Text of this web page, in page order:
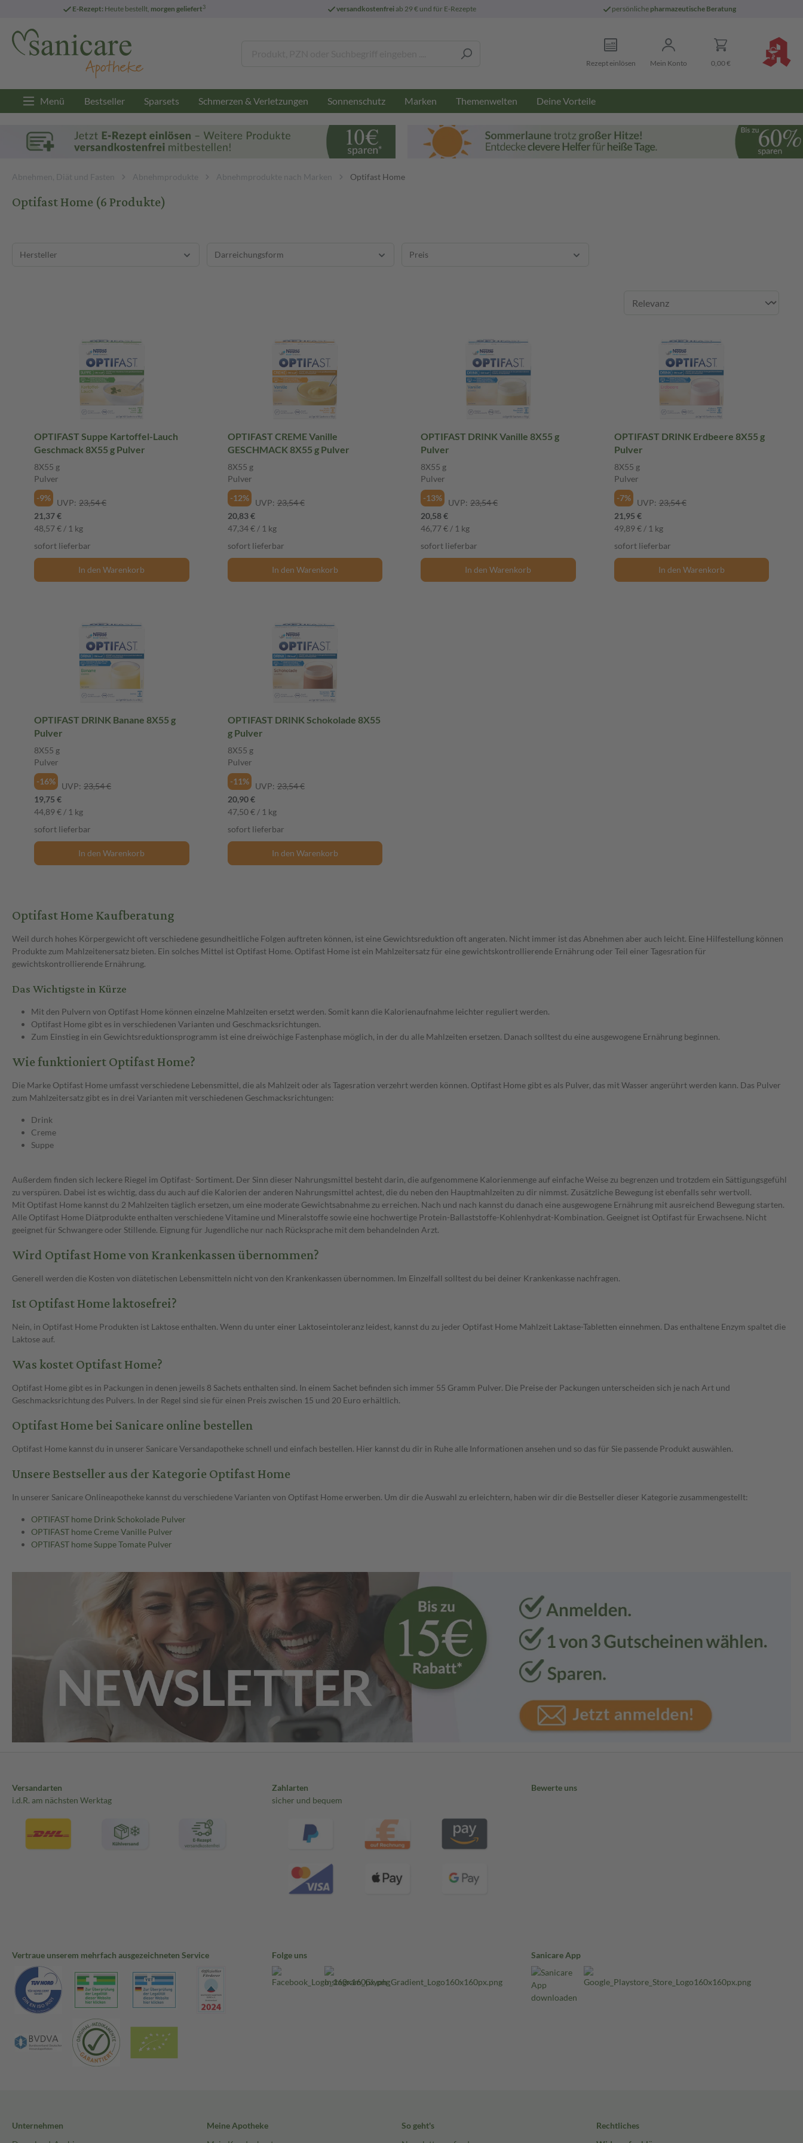
E-Rezept: Heute bestellt, morgen geliefert3 versandkostenfreiab 29 € und für E-Rezepte persönliche pharmazeutische Beratung
Rezept einlösen Mein Konto 0,00 €
Menü Bestseller Sparsets Schmerzen & Verletzungen Sonnenschutz Marken Themenwelten Deine Vorteile
Abnehmen, Diät und Fasten Abnehmprodukte Abnehmprodukte nach Marken Optifast Home
Optifast Home(6 Produkte)
Optifast Home Kaufberatung
Weil durch hohes Körpergewicht oft verschiedene gesundheitliche Folgen auftreten können, ist eine Gewichtsreduktion oft angeraten. Nicht immer ist das Abnehmen aber auch leicht. Eine Hilfestellung können
Produkte zum Mahlzeitenersatz bieten. Ein solches Mittel ist Optifast Home. Optifast Home ist ein Mahlzeitersatz für eine gewichtskontrollierende Ernährung oder Teil einer Tagesration für
gewichtskontrollierende Ernährung.
Das Wichtigste in Kürze
Mit den Pulvern von Optifast Home können einzelne Mahlzeiten ersetzt werden. Somit kann die Kalorienaufnahme leichter reguliert werden.
Optifast Home gibt es in verschiedenen Varianten und Geschmacksrichtungen.
Zum Einstieg in ein Gewichtsreduktionsprogramm ist eine dreiwöchige Fastenphase möglich, in der du alle Mahlzeiten ersetzen. Danach solltest du eine ausgewogene Ernährung beginnen.
Wie funktioniert Optifast Home?
Die Marke Optifast Home umfasst verschiedene Lebensmittel, die als Mahlzeit oder als Tagesration verzehrt werden können. Optifast Home gibt es als Pulver, das mit Wasser angerührt werden kann. Das Pulver
zum Mahlzeitersatz gibt es in drei Varianten mit verschiedenen Geschmacksrichtungen:
Drink
Creme
Suppe
Außerdem finden sich leckere Riegel im Optifast- Sortiment. Der Sinn dieser Nahrungsmittel besteht darin, die aufgenommene Kalorienmenge auf einfache Weise zu begrenzen und trotzdem ein Sättigungsgefühl
zu verspüren. Dabei ist es wichtig, dass du auch auf die Kalorien der anderen Nahrungsmittel achtest, die du neben den Hauptmahlzeiten zu dir nimmst. Zusätzliche Bewegung ist ebenfalls sehr wertvoll.
Mit Optifast Home kannst du 2 Mahlzeiten täglich ersetzen, um eine moderate Gewichtsabnahme zu erreichen. Nach und nach kannst du danach eine ausgewogene Ernährung mit ausreichend Bewegung starten.
Alle Optifast Home Diätprodukte enthalten verschiedene Vitamine und Mineralstoffe sowie eine hochwertige Protein-Ballaststoffe-Kohlenhydrat-Kombination. Geeignet ist Optifast für Erwachsene. Nicht
geeignet für Schwangere oder Stillende. Eignung für Jugendliche nur nach Rücksprache mit dem behandelnden Arzt.
Wird Optifast Home von Krankenkassen übernommen?
Generell werden die Kosten von diätetischen Lebensmitteln nicht von den Krankenkassen übernommen. Im Einzelfall solltest du bei deiner Krankenkasse nachfragen.
Ist Optifast Home laktosefrei?
Nein, in Optifast Home Produkten ist Laktose enthalten. Wenn du unter einer Laktoseintoleranz leidest, kannst du zu jeder Optifast Home Mahlzeit Laktase-Tabletten einnehmen. Das enthaltene Enzym spaltet die
Laktose auf.
Was kostet Optifast Home?
Optifast Home gibt es in Packungen in denen jeweils 8 Sachets enthalten sind. In einem Sachet befinden sich immer 55 Gramm Pulver. Die Preise der Packungen unterscheiden sich je nach Art und
Geschmacksrichtung des Pulvers. In der Regel sind sie für einen Preis zwischen 15 und 20 Euro erhältlich.
Optifast Home bei Sanicare online bestellen
Optifast Home kannst du in unserer Sanicare Versandapotheke schnell und einfach bestellen. Hier kannst du dir in Ruhe alle Informationen ansehen und so das für Sie passende Produkt auswählen.
Unsere Bestseller aus der Kategorie Optifast Home
In unserer Sanicare Onlineapotheke kannst du verschiedene Varianten von Optifast Home erwerben. Um dir die Auswahl zu erleichtern, haben wir dir die Bestseller dieser Kategorie zusammengestellt:
OPTIFAST home Drink Schokolade Pulver
OPTIFAST home Creme Vanille Pulver
OPTIFAST home Suppe Tomate Pulver
Hersteller Darreichungsform Preis
OPTIFAST Suppe Kartoffel-Lauch
Geschmack 8X55 g Pulver
8X55 g
Pulver
-9%
UVP: 23,54 €
21,37 €
48,57 € / 1 kg
sofort lieferbar
In den Warenkorb
OPTIFAST CREME Vanille
GESCHMACK 8X55 g Pulver
8X55 g
Pulver
-12%
UVP: 23,54 €
20,83 €
47,34 € / 1 kg
sofort lieferbar
In den Warenkorb
OPTIFAST DRINK Vanille 8X55 g
Pulver
8X55 g
Pulver
-13%
UVP: 23,54 €
20,58 €
46,77 € / 1 kg
sofort lieferbar
In den Warenkorb
OPTIFAST DRINK Erdbeere 8X55 g
Pulver
8X55 g
Pulver
-7%
UVP: 23,54 €
21,95 €
49,89 € / 1 kg
sofort lieferbar
In den Warenkorb
OPTIFAST DRINK Banane 8X55 g
Pulver
8X55 g
Pulver
-16%
UVP: 23,54 €
19,75 €
44,89 € / 1 kg
sofort lieferbar
In den Warenkorb
OPTIFAST DRINK Schokolade 8X55
g Pulver
8X55 g
Pulver
-11%
UVP: 23,54 €
20,90 €
47,50 € / 1 kg
sofort lieferbar
In den Warenkorb
Versandarten
i.d.R. am nächsten Werktag
Zahlarten
sicher und bequem
Bewerte uns
Vertraue unserem mehrfach ausgezeichneten Service Folge uns Sanicare App
Unternehmen
Meine Apotheke
So geht's
Rechtliches